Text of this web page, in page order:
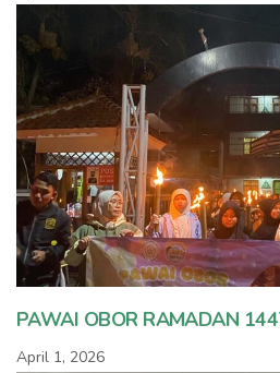
PAWAI OBOR RAMADAN
April 1, 2026